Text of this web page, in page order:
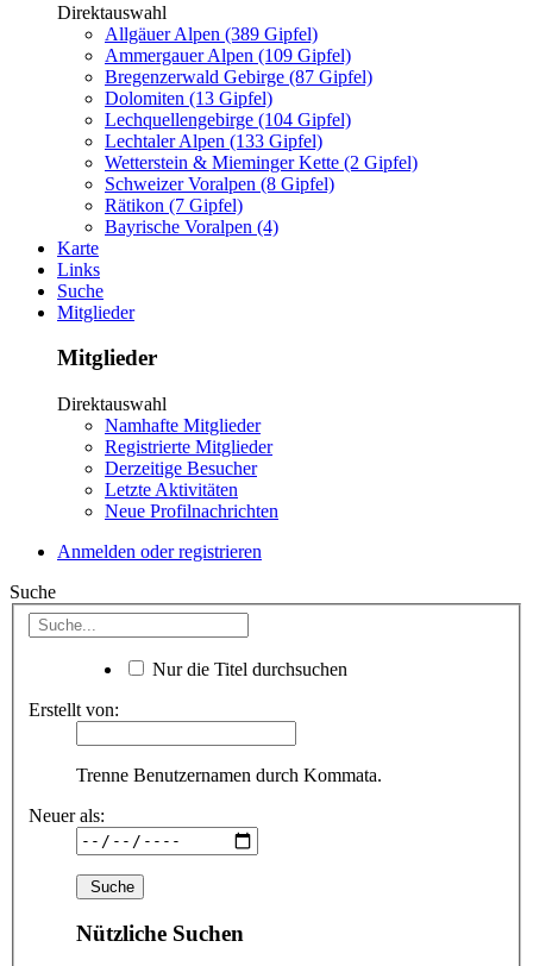
Direktauswahl
Allgäuer Alpen (389 Gipfel)
Ammergauer Alpen (109 Gipfel)
Bregenzerwald Gebirge (87 Gipfel)
Dolomiten (13 Gipfel)
Lechquellengebirge (104 Gipfel)
Lechtaler Alpen (133 Gipfel)
Wetterstein & Mieminger Kette (2 Gipfel)
Schweizer Voralpen (8 Gipfel)
Rätikon (7 Gipfel)
Bayrische Voralpen (4)
Karte
Links
Suche
Mitglieder
Mitglieder
Direktauswahl
Namhafte Mitglieder
Registrierte Mitglieder
Derzeitige Besucher
Letzte Aktivitäten
Neue Profilnachrichten
Anmelden oder registrieren
Suche
Nur die Titel durchsuchen
Erstellt von:
Trenne Benutzernamen durch Kommata.
Neuer als:
Nützliche Suchen